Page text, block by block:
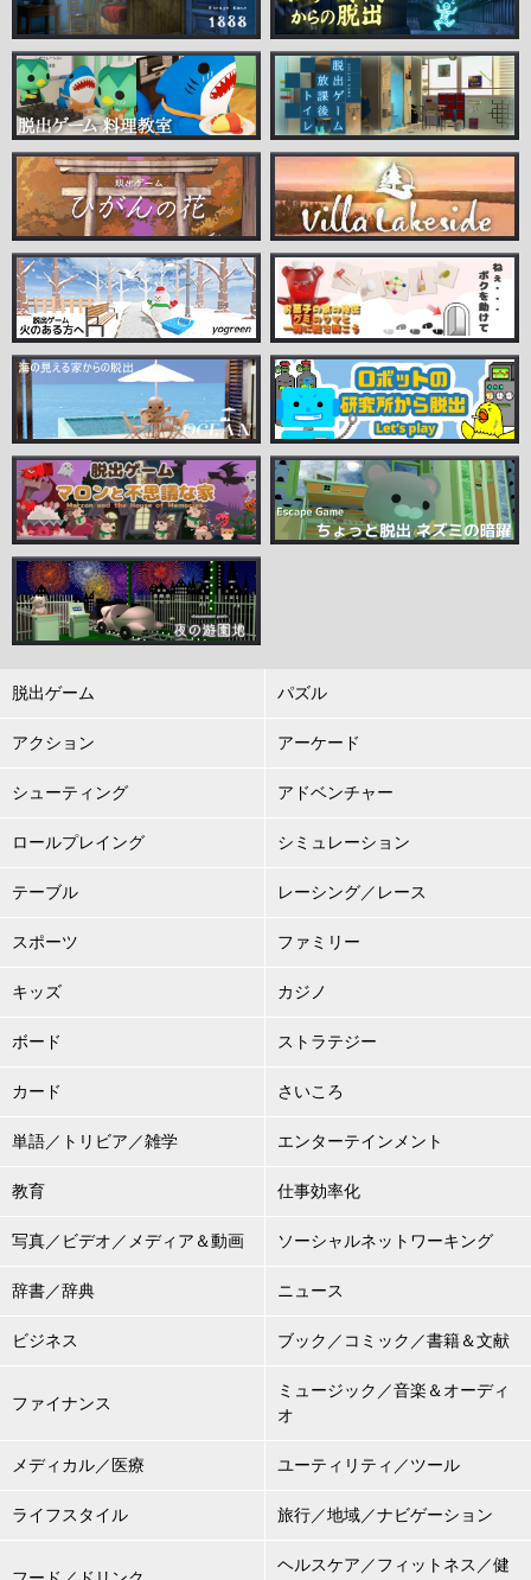
脱出ゲーム パズル
アクション アーケード
シューティング アドベンチャー
ロールプレイング シミュレーション
テーブル レーシング／レース
スポーツ ファミリー
キッズ カジノ
ボード ストラテジー
カード さいころ
単語／トリビア／雑学 エンターテインメント
教育 仕事効率化
写真／ビデオ／メディア＆動画 ソーシャルネットワーキング
辞書／辞典 ニュース
ビジネス ブック／コミック／書籍＆文献
ファイナンス
ミュージック／音楽＆オーディ
オ
メディカル／医療 ユーティリティ／ツール
ライフスタイル 旅行／地域／ナビゲーション
ヘルスケア／フィットネス／健